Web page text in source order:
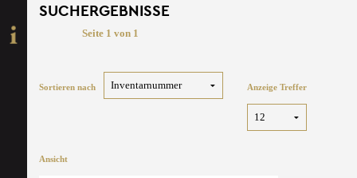
SUCHERGEBNISSE
Seite 1 von 1
Sortieren nach Anzeige Treffer
Ansicht